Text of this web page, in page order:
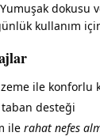
dokusu
kullanım
ile konforlu
taban desteği
ile rahat nefes